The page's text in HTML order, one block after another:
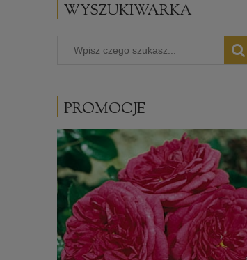
WYSZUKIWARKA
PROMOCJE